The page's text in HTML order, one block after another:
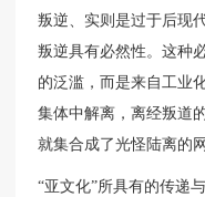
叛逆、实则是过于后现
叛逆具有必然性。这种
的泛滥，而是来自工业
集体中解离，离经叛道
就集合成了光怪陆离的
“亚文化”所具有的传递